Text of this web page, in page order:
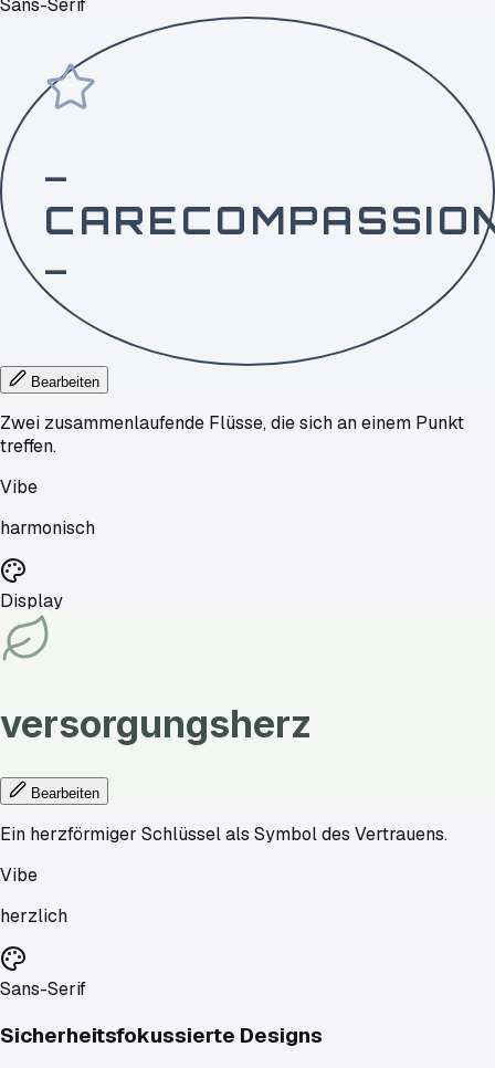
Sans-Serif
—
—
Bearbeiten
Zwei zusammenlaufende Flüsse, die sich an einem Punkt
treffen.
Vibe
harmonisch
Display
versorgungsherz
Bearbeiten
Ein herzförmiger Schlüssel als Symbol des Vertrauens.
Vibe
herzlich
Sans-Serif
Sicherheitsfokussierte Designs